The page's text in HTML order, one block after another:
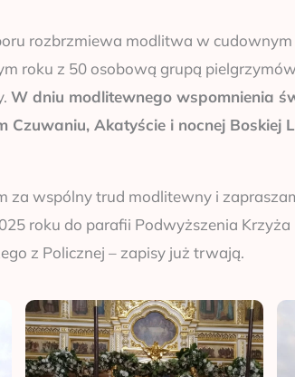
rozbrzmiewa modlitwa w
roku z 50 osobową grupą
W dniu modlitewnego wspomnienia
Czuwaniu, Akatyście i nocnej Boskiej
za wspólny trud modlitewny i
roku do parafii Podwyższenia
z Policznej – zapisy już trwają.